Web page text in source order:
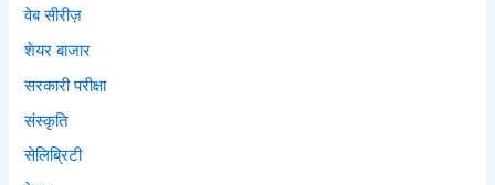
वेब सीरीज़
शेयर बाजार
सरकारी परीक्षा
संस्कृति
सेलिब्रिटी